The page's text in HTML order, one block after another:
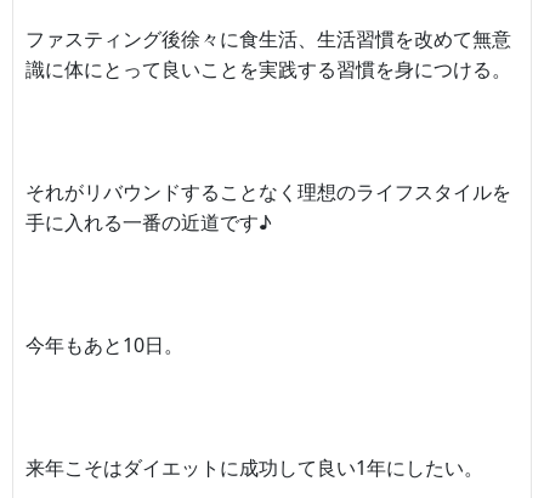
ファスティング後徐々に食生活、生活習慣を改めて無意
識に体にとって良いことを実践する習慣を身につける。
それがリバウンドすることなく理想のライフスタイルを
手に入れる一番の近道です♪
今年もあと10日。
来年こそはダイエットに成功して良い1年にしたい。